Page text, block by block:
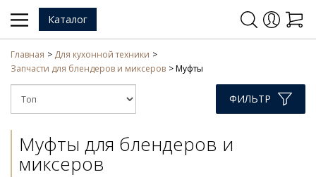
Каталог
Главная
Для кухонной техники
Запчасти для блендеров и миксеров
Муфты
ФИЛЬТР
Муфты для блендеров и
миксеров